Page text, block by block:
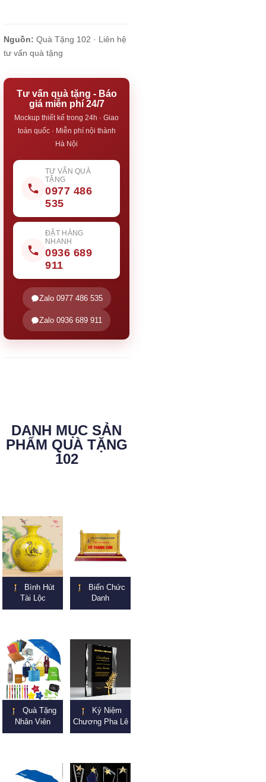
Nguồn: Quà Tặng 102 · Liên hệ
tư vấn quà tặng
Tư vấn quà tặng - Báo
giá miễn phí 24/7
Mockup thiết kế trong 24h · Giao
toàn quốc · Miễn phí nội thành
Hà Nội
TƯ VẤN QUÀ
TẶNG
0977 486
535
ĐẶT HÀNG
NHANH
0936 689
911
Zalo 0977 486 535
Zalo 0936 689 911
DANH MỤC SẢN
PHẨM QUÀ TẶNG
102
Bình Hút
Tài Lộc
Biển Chức
Danh
Quà Tặng
Nhân Viên
Kỷ Niệm
Chương Pha Lê